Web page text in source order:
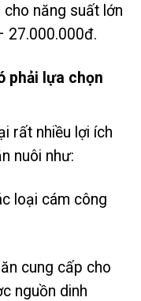
năng suất lớn
27.000.000đ.
phải lựa chọn
rất nhiều lợi ích
nuôi như:
loại cám công
cung cấp cho
nguồn dinh